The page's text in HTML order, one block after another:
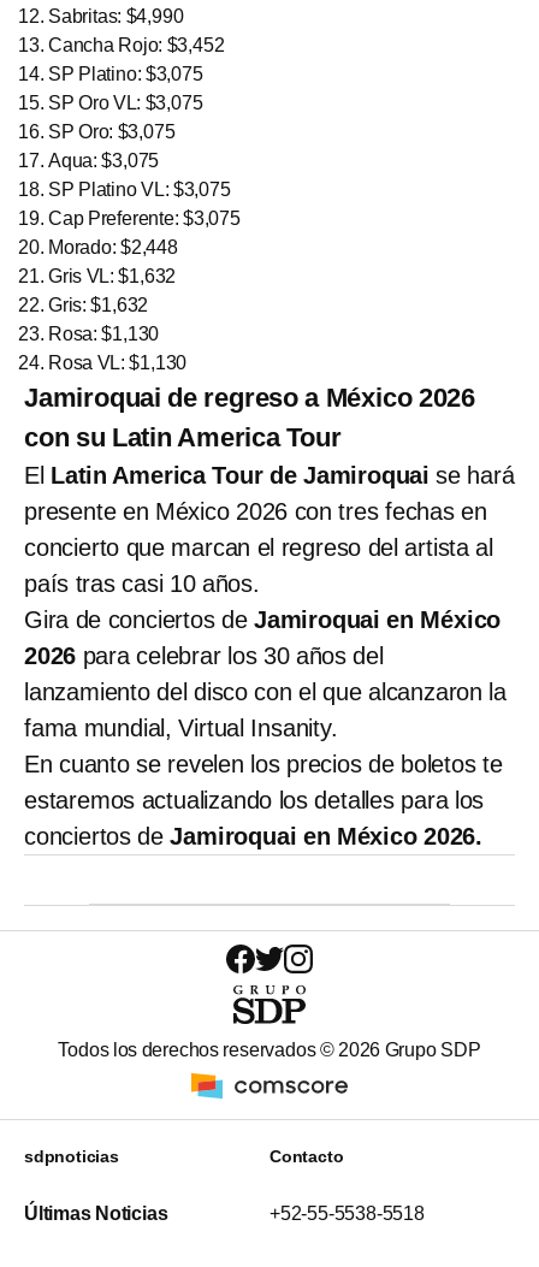
Sabritas: $4,990
Cancha Rojo: $3,452
SP Platino: $3,075
SP Oro VL: $3,075
SP Oro: $3,075
Aqua: $3,075
SP Platino VL: $3,075
Cap Preferente: $3,075
Morado: $2,448
Gris VL: $1,632
Gris: $1,632
Rosa: $1,130
Rosa VL: $1,130
Jamiroquai de regreso a México 2026
con su Latin America Tour
El Latin America Tour de Jamiroquai se hará
presente en México 2026 con tres fechas en
concierto que marcan el regreso del artista al
país tras casi 10 años.
Gira de conciertos de Jamiroquai en México
2026 para celebrar los 30 años del
lanzamiento del disco con el que alcanzaron la
fama mundial, Virtual Insanity.
En cuanto se revelen los precios de boletos te
estaremos actualizando los detalles para los
conciertos deJamiroquai en México 2026.
Todos los derechos reservados © 2026 Grupo SDP
sdpnoticias
Últimas Noticias
Contacto
+52-55-5538-5518